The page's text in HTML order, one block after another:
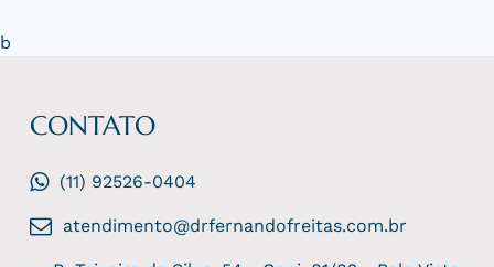
b
CONTATO
(11) 92526-0404
atendimento@drfernandofreitas.com.br